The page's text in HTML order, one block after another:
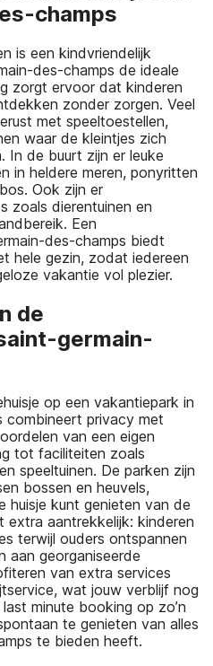
champs
is een kindvriendelijk
des-champs de ideale
zorgt ervoor dat kinderen
zonder zorgen. Veel
met speeltoestellen,
waar de kleintjes zich
In de buurt zijn er leuke
in heldere meren, ponyritten
Ook zijn er
zoals dierentuinen en
Een
des-champs biedt
hele gezin, zodat iedereen
vakantie vol plezier.
de
germain-
op een vakantiepark in
combineert privacy met
van een eigen
tot faciliteiten zoals
speeltuinen. De parken zijn
bossen en heuvels,
huisje kunt genieten van de
extra aantrekkelijk: kinderen
terwijl ouders ontspannen
aan georganiseerde
van extra services
wat jouw verblijf nog
minute booking op zo’n
te genieten van alles
te bieden heeft.